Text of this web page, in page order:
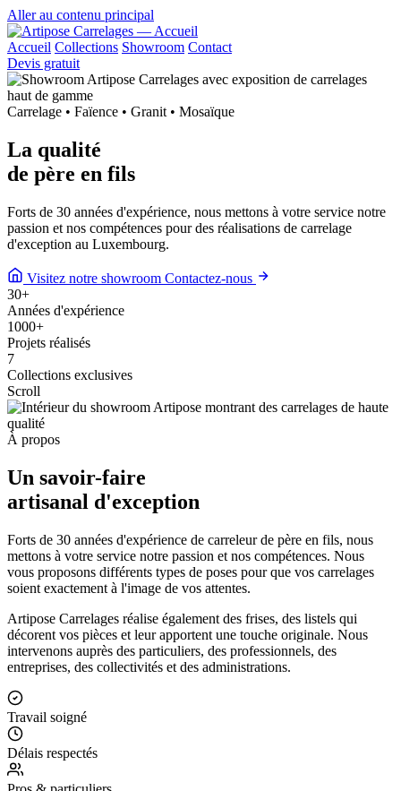
Aller au contenu principal
Accueil Collections Showroom Contact
Devis gratuit
Carrelage • Faïence • Granit • Mosaïque
La qualité
de père en fils
Forts de 30 années d'expérience, nous mettons à votre service notre
passion et nos compétences pour des réalisations de carrelage
d'exception au Luxembourg.
Visitez notre showroom Contactez-nous
30+
Années d'expérience
1000+
Projets réalisés
7
Collections exclusives
Scroll
À propos
Un savoir-faire
artisanal d'exception
Forts de 30 années d'expérience de carreleur de père en fils, nous
mettons à votre service notre passion et nos compétences. Nous
vous proposons différents types de poses pour que vos carrelages
soient exactement à l'image de vos attentes.
Artipose Carrelages réalise également des frises, des listels qui
décorent vos pièces et leur apportent une touche originale. Nous
intervenons auprès des particuliers, des professionnels, des
entreprises, des collectivités et des administrations.
Travail soigné
Délais respectés